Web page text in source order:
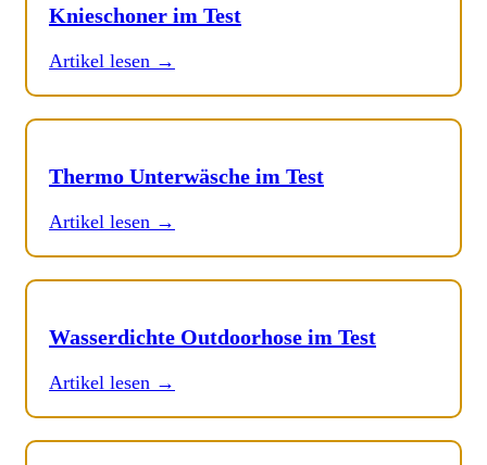
Knieschoner im Test
Artikel lesen →
Thermo Unterwäsche im Test
Artikel lesen →
Wasserdichte Outdoorhose im Test
Artikel lesen →